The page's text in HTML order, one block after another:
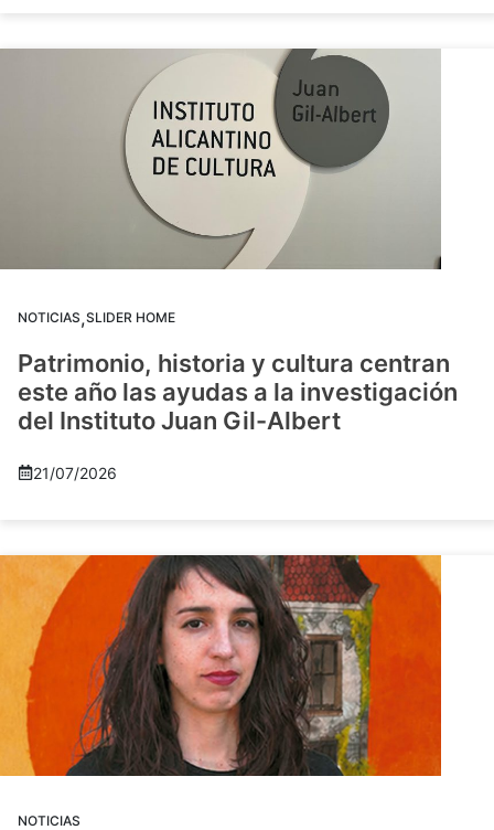
NOTICIAS,SLIDER HOME
Patrimonio, historia y cultura centran
este año las ayudas a la investigación
del Instituto Juan Gil-Albert
21/07/2026
NOTICIAS